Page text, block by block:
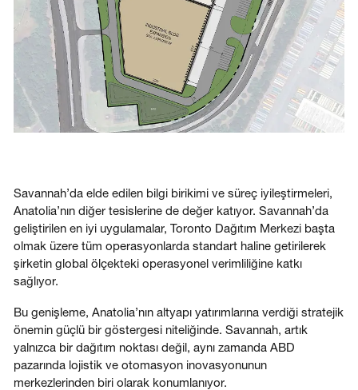
Savannah’da elde edilen bilgi birikimi ve süreç iyileştirmeleri,
Anatolia’nın diğer tesislerine de değer katıyor. Savannah’da
geliştirilen en iyi uygulamalar, Toronto Dağıtım Merkezi başta
olmak üzere tüm operasyonlarda standart haline getirilerek
şirketin global ölçekteki operasyonel verimliliğine katkı
sağlıyor.
Bu genişleme, Anatolia’nın altyapı yatırımlarına verdiği stratejik
önemin güçlü bir göstergesi niteliğinde. Savannah, artık
yalnızca bir dağıtım noktası değil, aynı zamanda ABD
pazarında lojistik ve otomasyon inovasyonunun
merkezlerinden biri olarak konumlanıyor.